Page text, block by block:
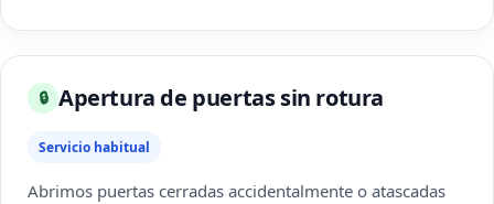
🔒 Apertura de puertas sin rotura
Servicio habitual
Abrimos puertas cerradas accidentalmente o atascadas